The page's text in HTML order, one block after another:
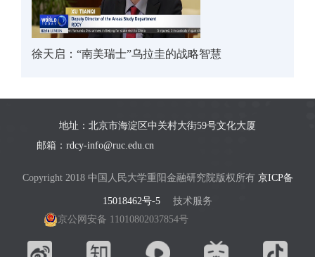
徐天启：“南美瑞士”乌拉圭的战略智慧
地址：北京市海淀区中关村大街59号文化大厦
邮箱：rdcy-info@ruc.edu.cn
Copyright 2018 中国人民大学重阳金融研究院版权所有 京ICP备
15018462号-5
技术服务
京公网安备 11010802037854号